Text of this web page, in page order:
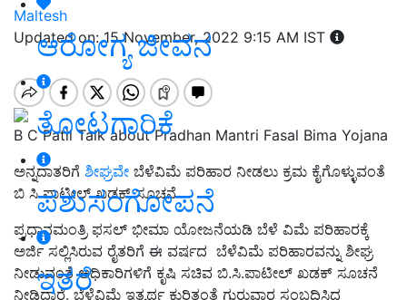
ಆರೋಗ್ಯ ಜೀವನ
ತೋಟಗಾರಿಕೆ
ಪಶುಸಂಗೋಪನೆ
ಇತರೆ
Maltesh
Updated on: 15 November, 2022 9:15 AM IST
B C Patil Talk about Pradhan Mantri Fasal Bima Yojana
ಅನ್ನದಾತರಿಗೆ ಶೀಘ್ರವೇ ಬೆಳೆವಿಮೆ ಪರಿಹಾರ ನೀಡಲು ಕ್ರಮ ಕೈಗೊಳ್ಳುವಂತೆ
ಬಿ ಸಿ ಪಾಟೀಲ್‌ ಖಡಕ್‌ ಸೂಚನೆ
ಪ್ರಧಾನಮಂತ್ರಿ ಫಸಲ್ ಭೀಮಾ ಯೋಜನೆಯಡಿ ಬೆಳೆ ವಿಮೆ ಪರಿಹಾರಕ್ಕೆ
ಅರ್ಜಿ ಸಲ್ಲಿಸಿರುವ ರೈತರಿಗೆ ಈ ವರ್ಷದ ಬೆಳೆವಿಮೆ ಪರಿಹಾರವನ್ನು ಶೀಘ್ರ
ನೀಡುವಂತೆ ಅಧಿಕಾರಿಗಳಿಗೆ ಕೃಷಿ ಸಚಿವ ಬಿ.ಸಿ.ಪಾಟೀಲ್ ಖಡಕ್‌ ಸೂಚನೆ
ನೀಡಿದ್ದಾರೆ. ಬೆಳೆವಿಮೆ ಇತ್ಯರ್ಥ ಕುರಿತಂತೆ ಗುರುವಾರ ಸಂಬಧಿಸಿದ